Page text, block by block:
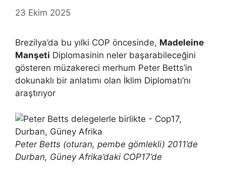
23 Ekim 2025
Brezilya’da bu yılki COP öncesinde, Madeleine
Manşeti Diplomasinin neler başarabileceğini
gösteren müzakereci merhum Peter Betts’in
dokunaklı bir anlatımı olan İklim Diplomatı’nı
araştırıyor
Peter Betts (oturan, pembe gömlekli) 2011’de
Durban, Güney Afrika’daki COP17’de